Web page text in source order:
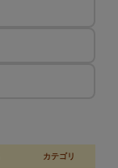
カテゴリ